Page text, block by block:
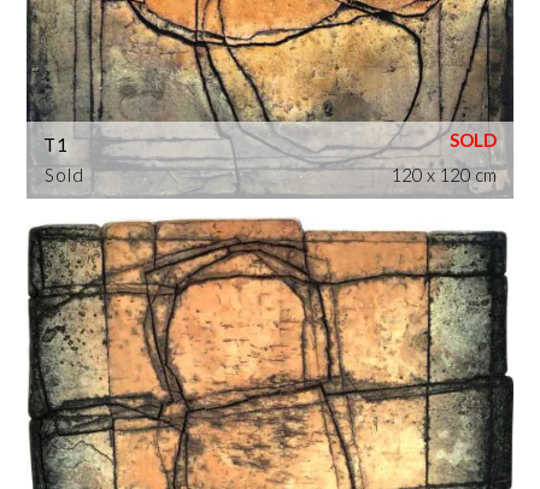
Sold
T1
120 x 120 cm